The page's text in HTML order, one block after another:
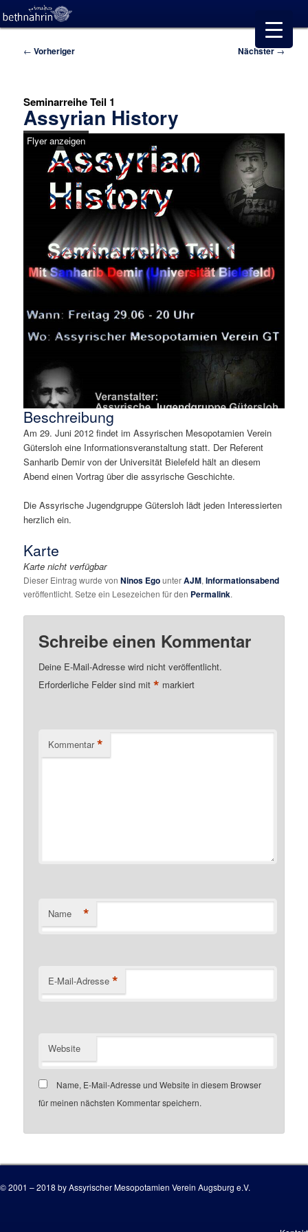
Beitragsnavigation
← Vorheriger Nächster→
Seminarreihe Teil 1
Assyrian History
Flyer anzeigen
Beschreibung
Am 29. Juni 2012 findet im Assyrischen Mesopotamien Verein
Gütersloh eine Informationsveranstaltung statt. Der Referent
Sanharib Demir von der Universität Bielefeld hält an diesem
Abend einen Vortrag über die assyrische Geschichte.
Die Assyrische Jugendgruppe Gütersloh lädt jeden Interessierten
herzlich ein.
Karte
Karte nicht verfügbar
Dieser Eintrag wurde vonNinos EgounterAJM,Informationsabend
veröffentlicht. Setze ein Lesezeichen für den Permalink.
Schreibe einen Kommentar
Deine E-Mail-Adresse wird nicht veröffentlicht.
Erforderliche Felder sind mit* markiert
Kommentar *
Name *
E-Mail-Adresse *
Website
Name, E-Mail-Adresse und Website in diesem Browser
für meinen nächsten Kommentar speichern.
© 2001 – 2018 by Assyrischer Mesopotamien Verein Augsburg e.V.